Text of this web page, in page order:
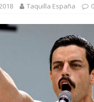
Taquilla España 0